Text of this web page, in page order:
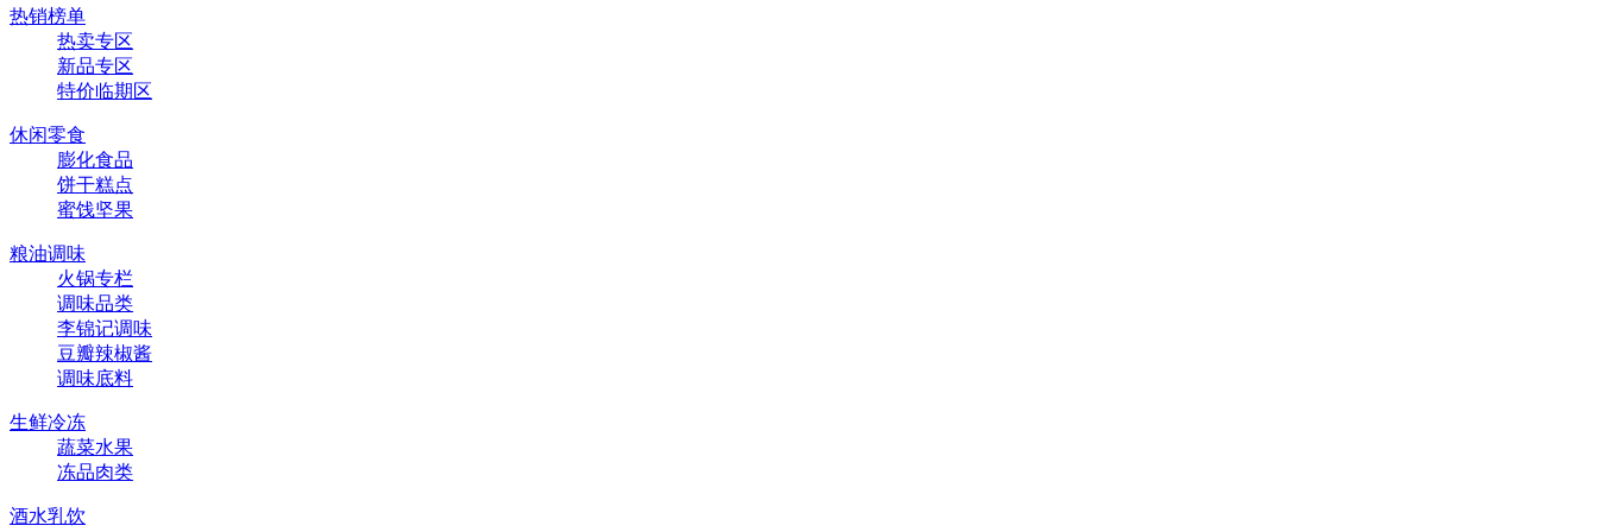
热销榜单
热卖专区
新品专区
特价临期区
休闲零食
膨化食品
饼干糕点
蜜饯坚果
粮油调味
火锅专栏
调味品类
李锦记调味
豆瓣辣椒酱
调味底料
生鲜冷冻
蔬菜水果
冻品肉类
酒水乳饮